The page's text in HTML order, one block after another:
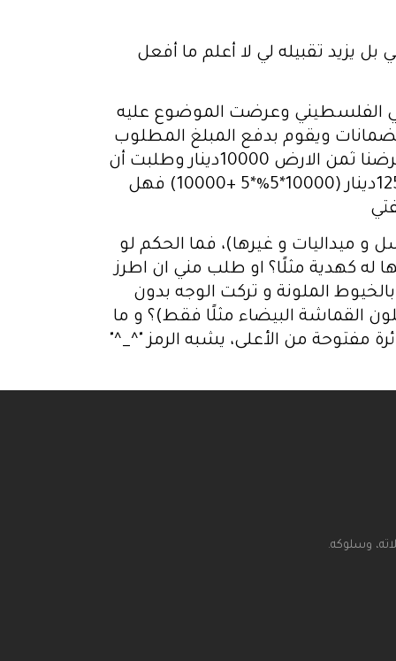
يزيد تقبيله لي لا أعلم ما أفعل
الفلسطيني وعرضت الموضوع عليه
ويقوم بدفع المبلغ المطلوب
وتكون فترة السداد حسب الاتفاق بيننا على أن يأخذ البنك نسبة 4% أو 5% عن كل سنة أي لو فرضنا ثمن الارض 10000دينار وطلبت أن
يكون السداد على 5 سنوات فإنه يترتب علي أن أعيد المبلغ بعد 5 سنوات بنسبة 5% حوالي 12500دينار (10000*5%*5 +10000) فهل
و ميداليات و غيرها)، فما الحكم لو
له كهدية مثلًا؟ او طلب مني ان اطرز
الملونة و تركت الوجه بدون
القماشة البيضاء مثلًا فقط)؟ و ما
مفتوحة من الأعلى، يشبه الرمز "^_^"
وسلوكه.